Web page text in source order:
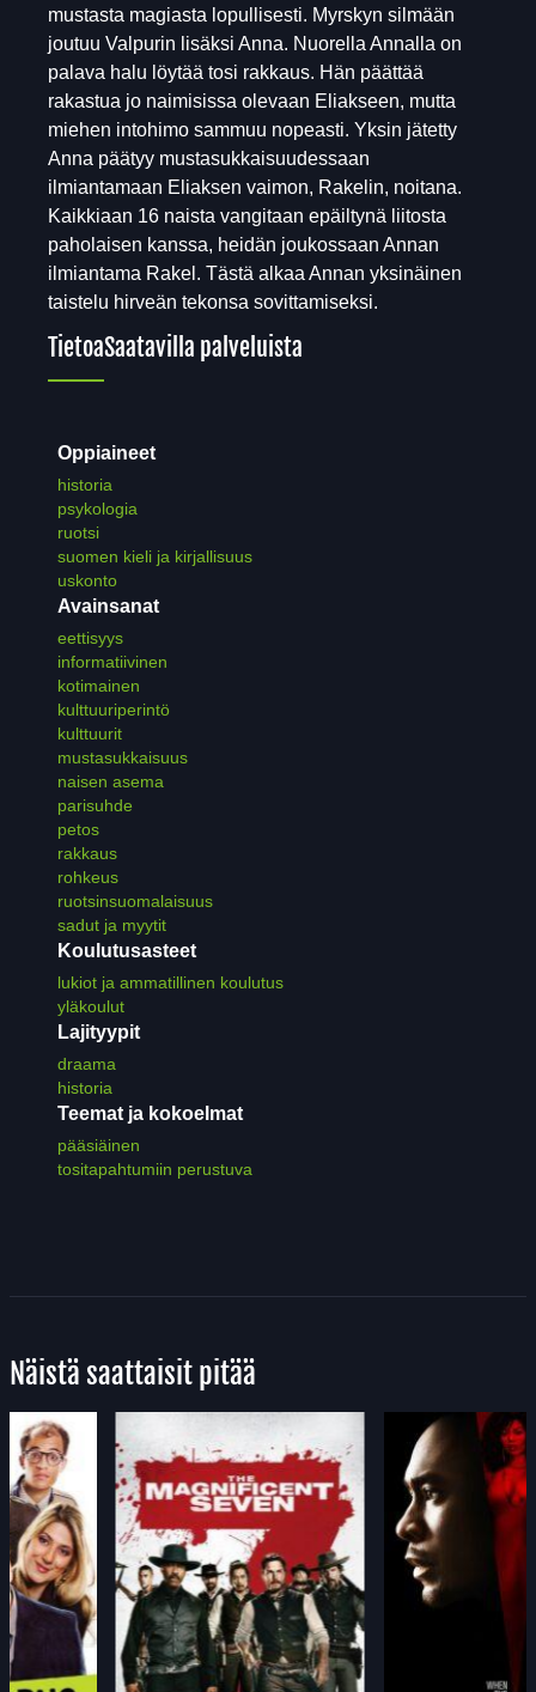
mustasta magiasta lopullisesti. Myrskyn silmään
joutuu Valpurin lisäksi Anna. Nuorella Annalla on
palava halu löytää tosi rakkaus. Hän päättää
rakastua jo naimisissa olevaan Eliakseen, mutta
miehen intohimo sammuu nopeasti. Yksin jätetty
Anna päätyy mustasukkaisuudessaan
ilmiantamaan Eliaksen vaimon, Rakelin, noitana.
Kaikkiaan 16 naista vangitaan epäiltynä liitosta
paholaisen kanssa, heidän joukossaan Annan
ilmiantama Rakel. Tästä alkaa Annan yksinäinen
taistelu hirveän tekonsa sovittamiseksi.
TietoaSaatavilla palveluista
Oppiaineet
historia
psykologia
ruotsi
suomen kieli ja kirjallisuus
uskonto
Avainsanat
eettisyys
informatiivinen
kotimainen
kulttuuriperintö
kulttuurit
mustasukkaisuus
naisen asema
parisuhde
petos
rakkaus
rohkeus
ruotsinsuomalaisuus
sadut ja myytit
Koulutusasteet
lukiot ja ammatillinen koulutus
yläkoulut
Lajityypit
draama
historia
Teemat ja kokoelmat
pääsiäinen
tositapahtumiin perustuva
Näistä saattaisit pitää